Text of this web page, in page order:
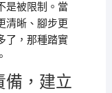
是被限制。當
清晰、腳步更
了，那種踏實
備，建立